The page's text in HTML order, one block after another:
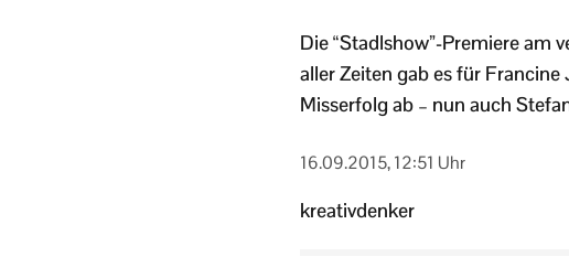
Die “Stadlshow”-Premiere am
aller Zeiten gab es für
Misserfolg ab – nun auch
16.09.2015, 12:51 Uhr
kreativdenker